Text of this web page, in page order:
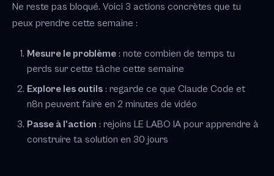
Ne reste pas bloqué. Voici 3 actions concrètes que tu
peux prendre cette semaine :
Mesure le problème : note combien de temps tu
perds sur cette tâche cette semaine
Explore les outils : regarde ce que Claude Code et
n8n peuvent faire en 2 minutes de vidéo
Passe à l'action : rejoins LE LABO IA pour apprendre à
construire ta solution en 30 jours